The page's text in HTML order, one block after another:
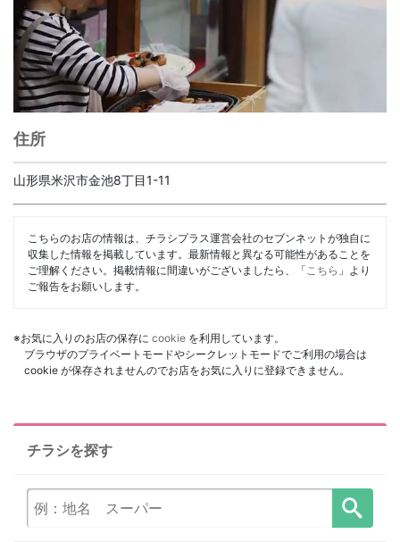
住所
山形県米沢市金池8丁目1-11
こちらのお店の情報は、チラシプラス運営会社のセブンネットが独自に
収集した情報を掲載しています。最新情報と異なる可能性があることを
ご理解ください。掲載情報に間違いがございましたら、「 こちら 」より
ご報告をお願いします。
※お気に入りのお店の保存に cookie を利用しています。
ブラウザのプライベートモードやシークレットモードでご利用の場合は
cookie が保存されませんのでお店をお気に入りに登録できません。
チラシを探す